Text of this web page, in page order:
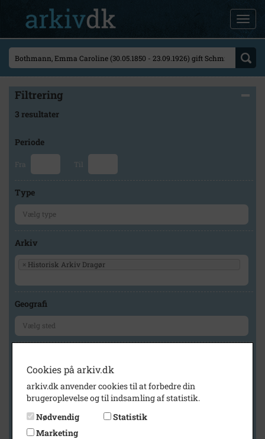
Filtrering
3 resultater
Periode
Fra Til
Type
Arkiv
× Historisk Arkiv Dragør
Geografi
Vis kun med billeder
Vis kun med filmklip
Vis kun med kilder
Cookies på arkiv.dk
arkiv.dk anvender cookies til at forbedre din
brugeroplevelse og til indsamling af statistik.
Nødvendig
Statistik
Marketing